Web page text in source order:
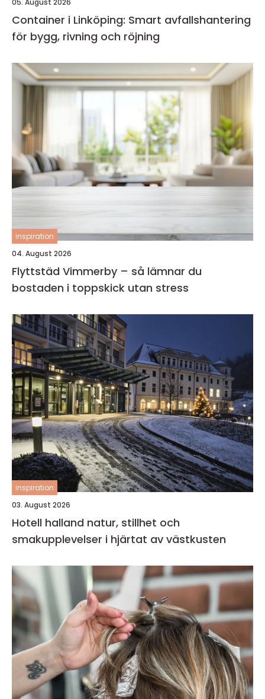
05. August 2026
Container i Linköping: Smart avfallshantering
för bygg, rivning och röjning
inspiration
04. August 2026
Flyttstäd Vimmerby – så lämnar du
bostaden i toppskick utan stress
inspiration
03. August 2026
Hotell halland natur, stillhet och
smakupplevelser i hjärtat av västkusten